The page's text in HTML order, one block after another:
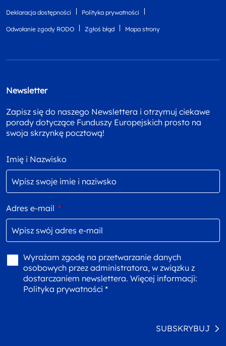
Deklaracja dostępności Polityka prywatności
Odwołanie zgody RODO Zgłoś błąd Mapa strony
Newsletter
Zapisz się do naszego Newslettera i otrzymuj ciekawe
porady dotyczące Funduszy Europejskich prosto na
swoja skrzynkę pocztową!
Imię i Nazwisko
Adres e-mail *
Wyrażam zgodę na przetwarzanie danych
osobowych przez administratora, w związku z
dostarczaniem newslettera. Więcej informacji:
Polityka prywatności *
SUBSKRYBUJ